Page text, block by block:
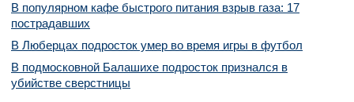
В популярном кафе быстрого питания взрыв газа: 17
пострадавших
В Люберцах подросток умер во время игры в футбол
В подмосковной Балашихе подросток признался в
убийстве сверстницы